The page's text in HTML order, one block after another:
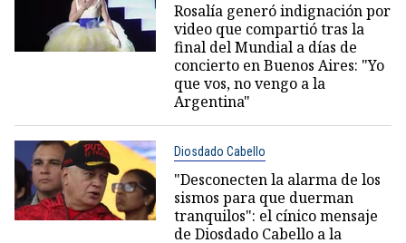
Rosalía generó indignación por
video que compartió tras la
final del Mundial a días de
concierto en Buenos Aires: "Yo
que vos, no vengo a la
Argentina"
Diosdado Cabello
"Desconecten la alarma de los
sismos para que duerman
tranquilos": el cínico mensaje
de Diosdado Cabello a la